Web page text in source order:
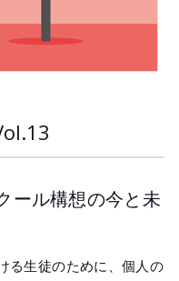
ール構想の今と未
る生徒のために、個人の